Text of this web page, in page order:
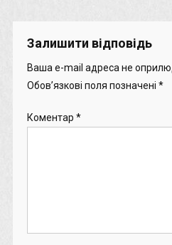
Залишити відповідь
Ваша e-mail адреса не
Обов’язкові поля позначені *
Коментар *